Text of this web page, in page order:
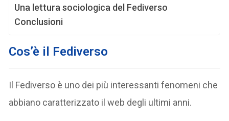
Una lettura sociologica del Fediverso
Conclusioni
Cos’è il Fediverso
Il Fediverso è uno dei più interessanti fenomeni che
abbiano caratterizzato il web degli ultimi anni.